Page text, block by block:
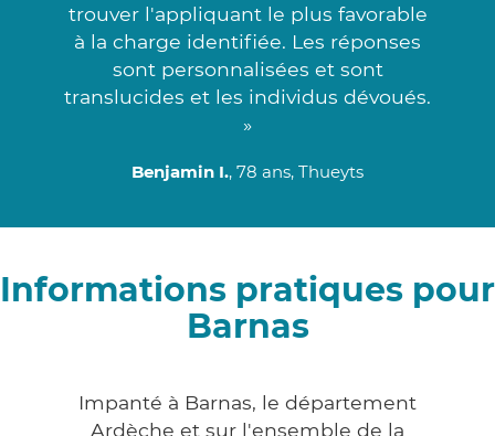
trouver l'appliquant le plus favorable
à la charge identifiée. Les réponses
sont personnalisées et sont
translucides et les individus dévoués.
»
Benjamin I., 78 ans, Thueyts
Informations pratiques pour
Barnas
Impanté à Barnas, le département
Ardèche et sur l'ensemble de la